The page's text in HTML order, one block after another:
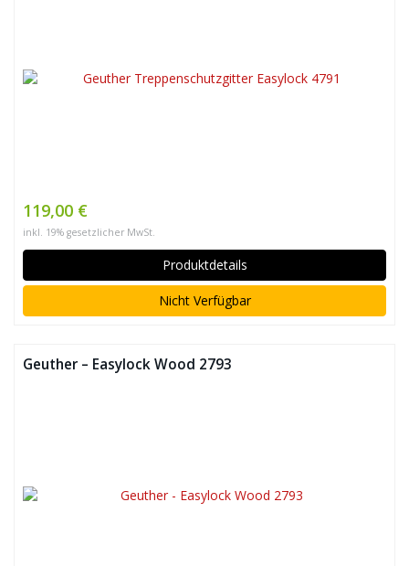
119,00 €
inkl. 19% gesetzlicher MwSt.
Produktdetails
Nicht Verfügbar
Geuther – Easylock Wood 2793